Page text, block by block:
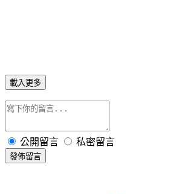
載入更多
公開留言 私密留言
發佈留言